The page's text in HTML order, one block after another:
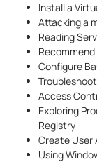
Install a
Attacking a
Reading
Configure
Access
Exploring
Registry
Create User
Using